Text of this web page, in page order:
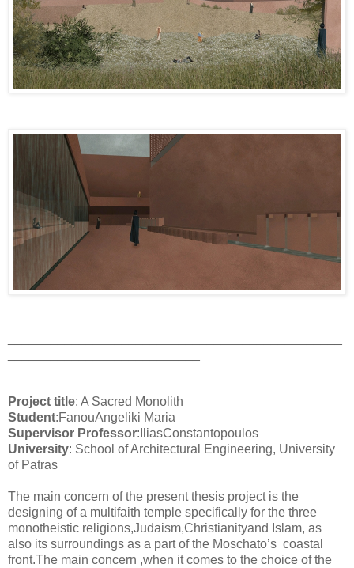
Project title: A Sacred Monolith
Student:FanouAngeliki Maria
Supervisor Professor:IliasConstantopoulos
University: School of Architectural Engineering, University
of Patras
The main concern of the present thesis project is the
designing of a multifaith temple specifically for the three
monotheistic religions,Judaism,Christianityand Islam, as
also its surroundings as a part of the Moschato’s coastal
front.The main concern ,when it comes to the choice of the